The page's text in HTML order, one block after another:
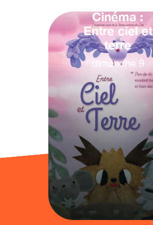
Cinéma :
Entre ciel et
terre
dimanche 9